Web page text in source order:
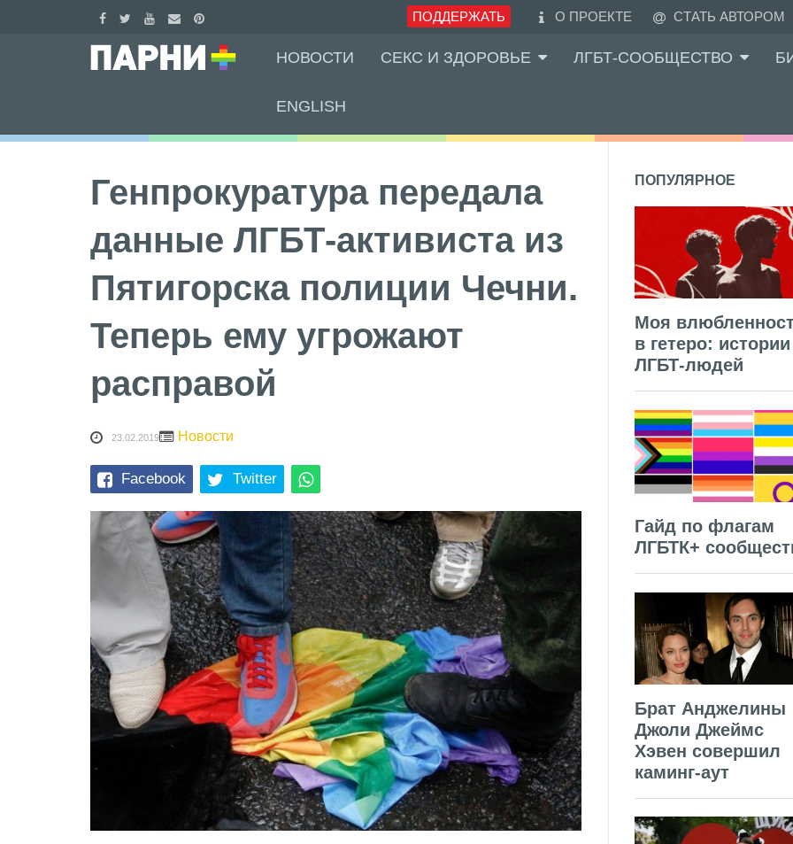
ПОДДЕРЖАТЬ О ПРОЕКТЕ СТАТЬ АВТОРОМ
НОВОСТИ СЕКС И ЗДОРОВЬЕ ЛГБТ-СООБЩЕСТВО
ENGLISH
Генпрокуратура передала
данные ЛГБТ-активиста из
Пятигорска полиции Чечни.
Теперь ему угрожают
расправой
23.02.2019 Новости
Facebook Twitter
ПОПУЛЯРНОЕ
Моя
в гетеро: истории
ЛГБТ-людей
Гайд по флагам
ЛГБТК+
Брат Анджелины
Джоли Джеймс
Хэвен совершил
каминг-аут